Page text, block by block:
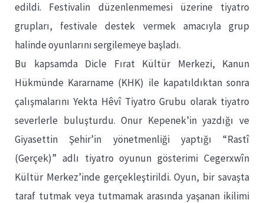
edildi. Festivalin düzenlenmemesi üzerine tiyatro
grupları, festivale destek vermek amacıyla grup
halinde oyunlarını sergilemeye başladı.
Bu kapsamda Dicle Fırat Kültür Merkezi, Kanun
Hükmünde Kararname (KHK) ile kapatıldıktan sonra
çalışmalarını Yekta Hêvî Tiyatro Grubu olarak tiyatro
severlerle buluşturdu. Onur Kepenek’in yazdığı ve
Giyasettin Şehir’in yönetmenliği yaptığı “Rastî
(Gerçek)” adlı tiyatro oyunun gösterimi Cegerxwîn
Kültür Merkez’inde gerçekleştirildi. Oyun, bir savaşta
taraf tutmak veya tutmamak arasında yaşanan ikilimi